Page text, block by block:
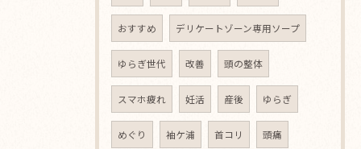
おすすめ デリケートゾーン専用ソープ
ゆらぎ世代 改善 頭の整体
スマホ疲れ 妊活 産後 ゆらぎ
めぐり 袖ケ浦 首コリ 頭痛